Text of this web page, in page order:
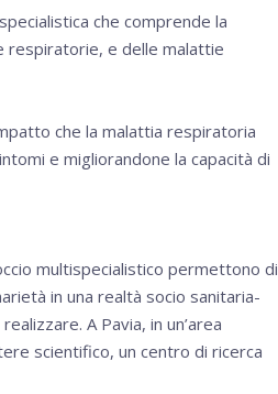
che comprende la
respiratorie, e delle malattie
che la malattia respiratoria
e migliorandone la capacità di
multispecialistico permettono di
in una realtà socio sanitaria-
A Pavia, in un’area
scientifico, un centro di ricerca